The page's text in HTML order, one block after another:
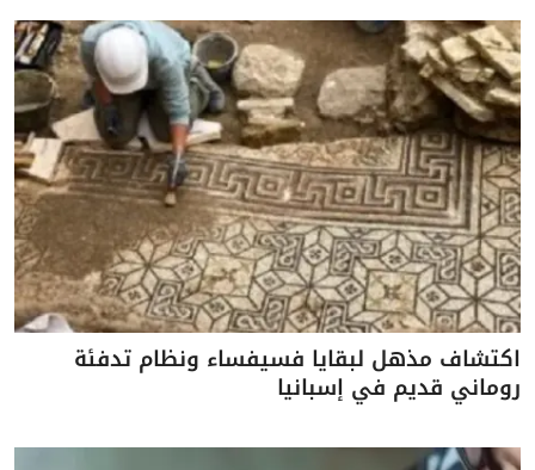
اكتشاف مذهل لبقايا فسيفساء ونظام تدفئة
روماني قديم في إسبانيا